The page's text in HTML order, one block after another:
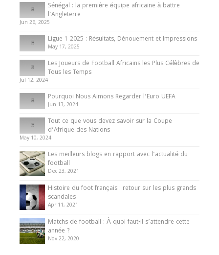
Présentation de l’équipe nationale de football
du Cameroun
8 August 2025
Sénégal : la première équipe africaine à battre
l’Angleterre
Jun 26, 2025
Ligue 1 2025 : Résultats, Dénouement et Impressions
May 17, 2025
Les Joueurs de Football Africains les Plus Célèbres de
Tous les Temps
Jul 12, 2024
Pourquoi Nous Aimons Regarder l’Euro UEFA
Jun 13, 2024
Tout ce que vous devez savoir sur la Coupe
d’Afrique des Nations
May 10, 2024
Les meilleurs blogs en rapport avec l’actualité du
football
Dec 23, 2021
Histoire du foot français : retour sur les plus grands
scandales
Apr 11, 2021
Matchs de football : À quoi faut-il s’attendre cette
année ?
Nov 22, 2020